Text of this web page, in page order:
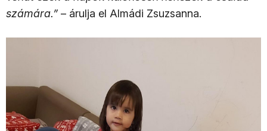
számára.” – árulja el Almádi Zsuzsanna.